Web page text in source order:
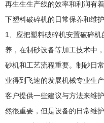
再生生生产线的效率和利润有
下塑料破碎机的日常保养和维护
1、应把塑料破碎机安置破碎
养，在制砂设备等加工技术中
砂机和工艺流程重要。制砂日
业得到飞速的发展机械专业生
客户提供一些建议与方法来维
然很重要，但是设备的日常维